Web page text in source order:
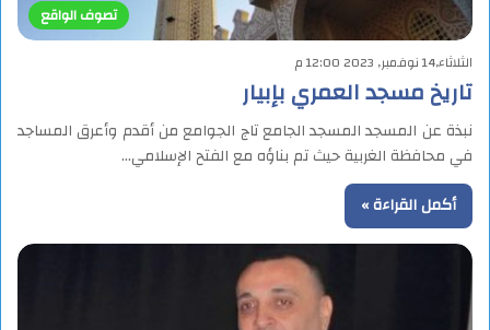
تصوف الواقع
الثلاثاء,14 نوفمبر, 2023 12:00 م
تاريخ مسجد العمري بإبيار
نبذة عن المسجد المسجد الجامع تاج الجوامع من أقدم وأعرق المساجد
في محافظة الغربية حيث تم بناؤه مع الفتح الإسلامي…
أكمل القراءة »